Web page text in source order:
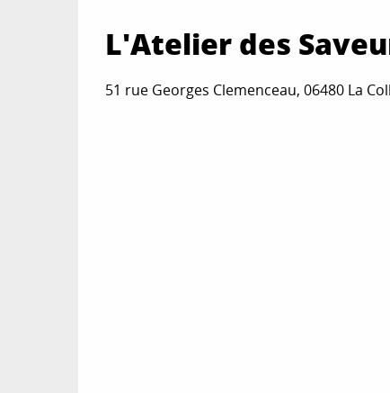
L'Atelier des
51 rue Georges Clemenceau, 06480 La